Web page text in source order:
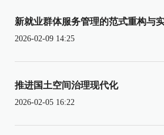
新就业群体服务管理的范式重构与
2026-02-09 14:25
推进国土空间治理现代化
2026-02-05 16:22